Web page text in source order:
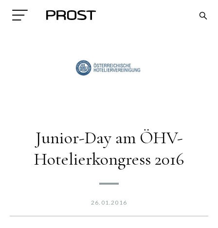
Junior-Day am ÖHV-
Hotelierkongress 2016
26.01.2016